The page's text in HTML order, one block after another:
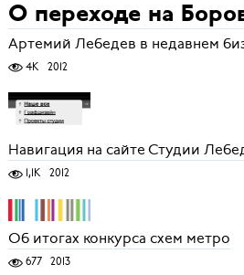
О переходе на
Артемий Лебедев в недавнем
4K 2012
Навигация на сайте Студии
1,1K 2012
Об итогах конкурса схем метро
677 2013